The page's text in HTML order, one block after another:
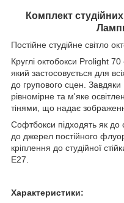
Комплект
Постійне студійне світло
Круглі октобокси Prolight
який застосовується для
до групового сцен.
рівномірне та м'яке
тінями, що надає
Софтбокси підходять як до
до джерел постійного
кріплення до студійної
E27.
Характеристики: